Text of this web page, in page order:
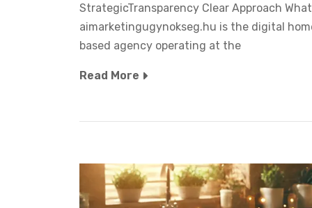
StrategicTransparency Clear Approach
aimarketingugynokseg.hu is the digital
based agency operating at the
Read More